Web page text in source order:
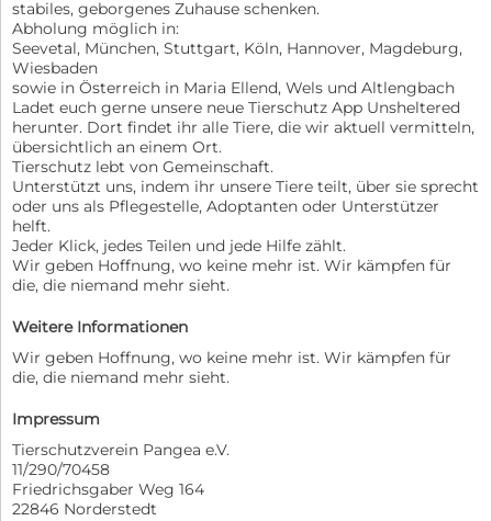
stabiles, geborgenes Zuhause schenken.
Abholung möglich in:
Seevetal, München, Stuttgart, Köln, Hannover, Magdeburg,
Wiesbaden
sowie in Österreich in Maria Ellend, Wels und Altlengbach
Ladet euch gerne unsere neue Tierschutz App Unsheltered
herunter. Dort findet ihr alle Tiere, die wir aktuell vermitteln,
übersichtlich an einem Ort.
Tierschutz lebt von Gemeinschaft.
Unterstützt uns, indem ihr unsere Tiere teilt, über sie sprecht
oder uns als Pflegestelle, Adoptanten oder Unterstützer
helft.
Jeder Klick, jedes Teilen und jede Hilfe zählt.
Wir geben Hoffnung, wo keine mehr ist. Wir kämpfen für
die, die niemand mehr sieht.
Weitere Informationen
Wir geben Hoffnung, wo keine mehr ist. Wir kämpfen für
die, die niemand mehr sieht.
Impressum
Tierschutzverein Pangea e.V.
11/290/70458
Friedrichsgaber Weg 164
22846 Norderstedt